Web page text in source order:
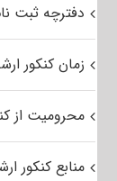
دفترچه ثبت نام
زمان کنکور ارشد
محرومیت از
منابع کنکور